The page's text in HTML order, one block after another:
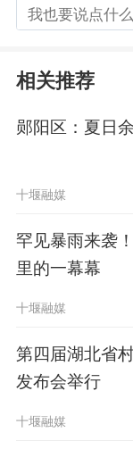
（五）
上午考
考场，对
下午
41考场，
午下午备
请考
考试时间
的考场分布
相关推荐
郧阳区：夏日
十堰融媒
罕见暴雨来袭
里的一幕幕
十堰融媒
第四届湖北省
发布会举行
十堰融媒